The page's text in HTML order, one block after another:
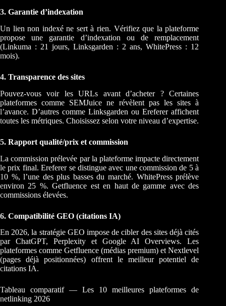
3. Garantie d’indexation
Un lien non indexé ne sert à rien. Vérifiez que la plateforme
propose une garantie d’indexation ou de remplacement
(Linkuma : 21 jours, Linksgarden : 2 ans, WhitePress : 12
mois).
4. Transparence des sites
Pouvez-vous voir les URLs avant d’acheter ? Certaines
plateformes comme SEMJuice ne révèlent pas les sites à
l’avance. D’autres comme Linksgarden ou Ereferer affichent
toutes les métriques. Choisissez selon votre niveau d’expertise.
5. Rapport qualité/prix et commission
La commission prélevée par la plateforme impacte directement
le prix final. Ereferer se distingue avec une commission de 5 à
10 %, l’une des plus basses du marché. WhitePress prélève
environ 25 %. Getfluence est en haut de gamme avec des
commissions élevées.
6. Compatibilité GEO (citations IA)
En 2026, la stratégie GEO impose de cibler des sites déjà cités
par ChatGPT, Perplexity et Google AI Overviews. Les
plateformes comme Getfluence (médias premium) et Nextlevel
(pages déjà positionnées) offrent le meilleur potentiel de
citations IA.
Tableau comparatif — Les 10 meilleures plateformes de
netlinking 2026